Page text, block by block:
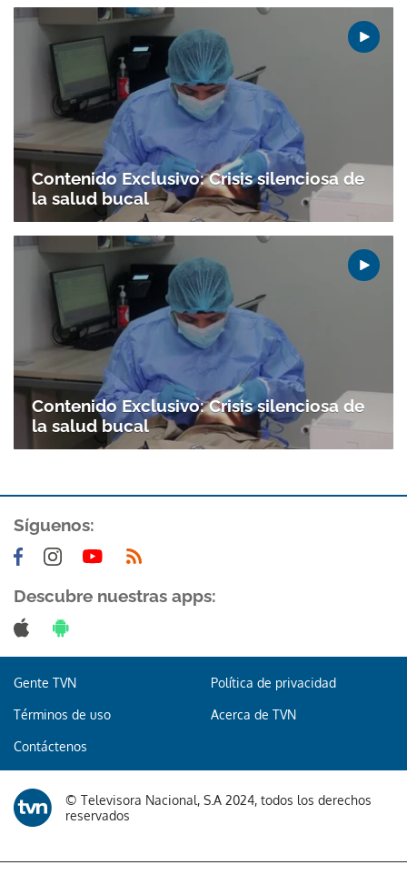
Gracias por suscribirte a nuestro boletín.
ACEPTAR
Contenido Exclusivo: Crisis silenciosa de
la salud bucal
Contenido Exclusivo: Crisis silenciosa de
la salud bucal
Síguenos:
Descubre nuestras apps:
Gente TVN Política de privacidad
Términos de uso Acerca de TVN
Contáctenos
© Televisora Nacional, S.A 2024, todos los derechos
reservados